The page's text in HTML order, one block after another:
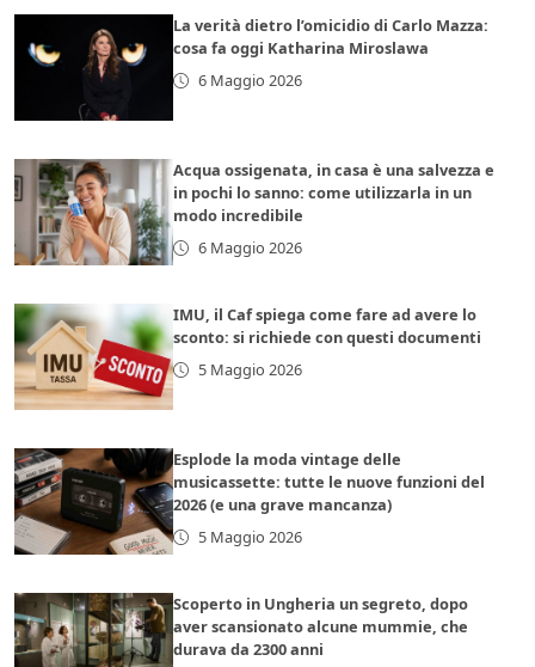
La verità dietro l’omicidio di Carlo Mazza:
cosa fa oggi Katharina Miroslawa
6 Maggio 2026
Acqua ossigenata, in casa è una salvezza e
in pochi lo sanno: come utilizzarla in un
modo incredibile
6 Maggio 2026
IMU, il Caf spiega come fare ad avere lo
sconto: si richiede con questi documenti
5 Maggio 2026
Esplode la moda vintage delle
musicassette: tutte le nuove funzioni del
2026 (e una grave mancanza)
5 Maggio 2026
Scoperto in Ungheria un segreto, dopo
aver scansionato alcune mummie, che
durava da 2300 anni